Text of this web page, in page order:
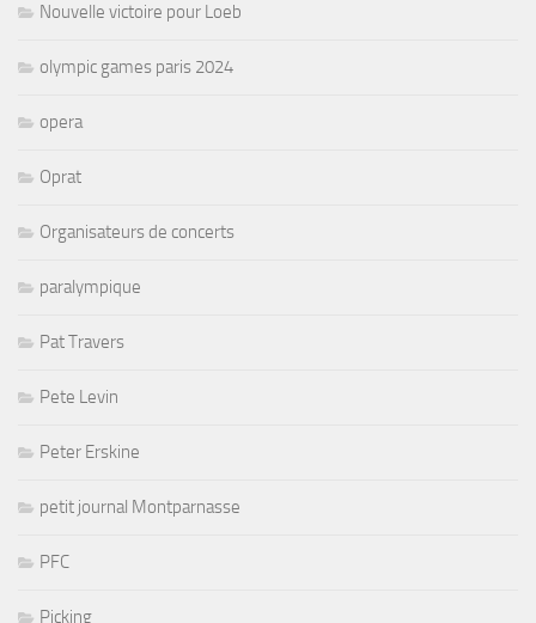
Nouvelle victoire pour Loeb
olympic games paris 2024
opera
Oprat
Organisateurs de concerts
paralympique
Pat Travers
Pete Levin
Peter Erskine
petit journal Montparnasse
PFC
Picking